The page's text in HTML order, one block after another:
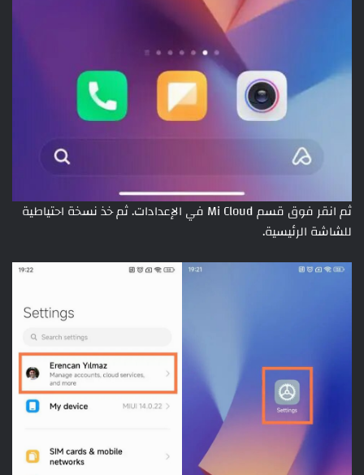
ثم انقر فوق قسم Mi Cloud في الإعدادات. ثم خذ نسخة احتياطية
للشاشة الرئيسية.